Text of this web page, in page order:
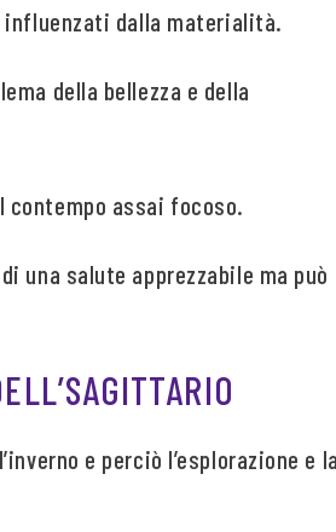
influenzati dalla materialità.
della bellezza e della
contempo assai focoso.
una salute apprezzabile ma può
e perciò l’esplorazione e la